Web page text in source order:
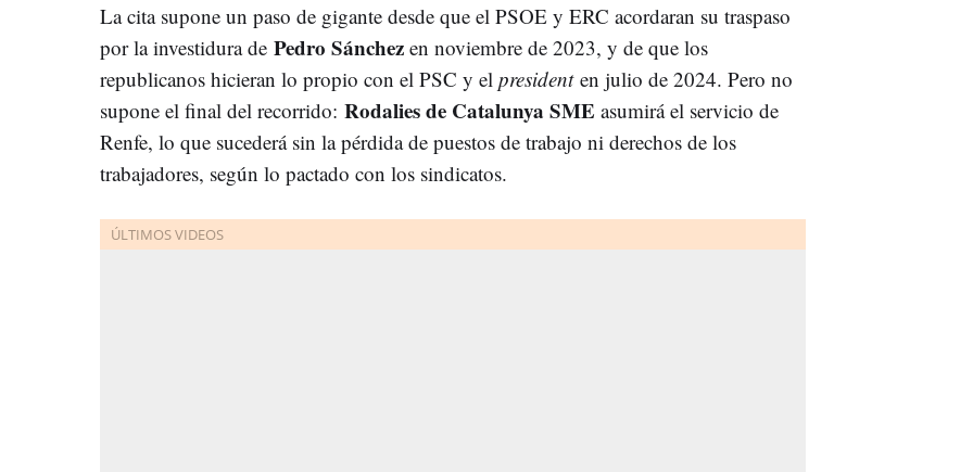
La cita supone un paso de gigante desde que el PSOE y ERC acordaran su traspaso
por la investidura de Pedro Sánchez en noviembre de 2023, y de que los
republicanos hicieran lo propio con el PSC y el presidenten julio de 2024. Pero no
supone el final del recorrido: Rodalies de Catalunya SME asumirá el servicio de
Renfe, lo que sucederá sin la pérdida de puestos de trabajo ni derechos de los
trabajadores, según lo pactado con los sindicatos.